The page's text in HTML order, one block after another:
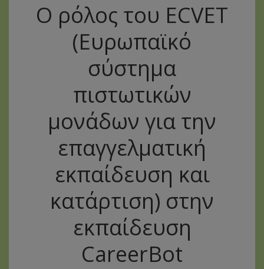
Ο ρόλος του ECVET
(Ευρωπαϊκό
σύστημα
πιστωτικών
μονάδων για την
επαγγελματική
εκπαίδευση και
κατάρτιση) στην
εκπαίδευση
CareerBot